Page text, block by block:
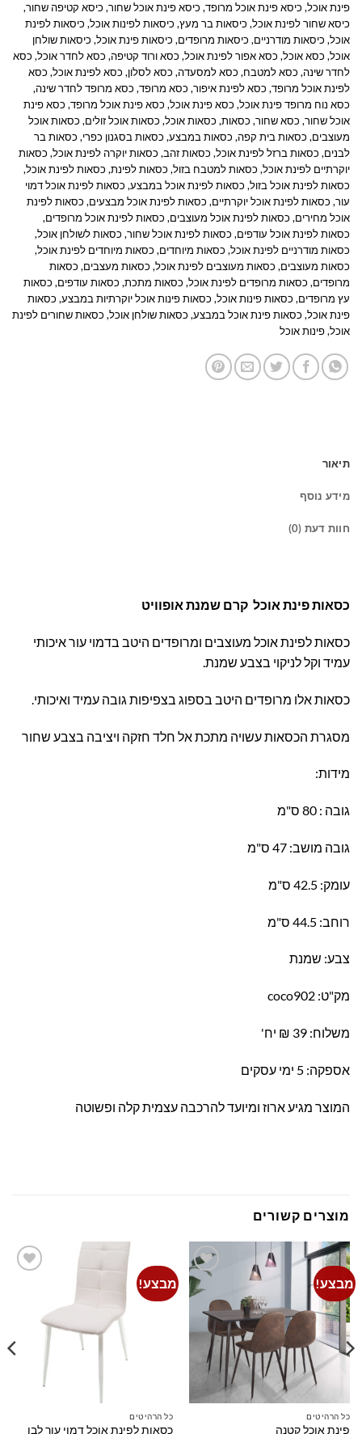
פינת אוכל, כיסא פינת אוכל מרופד, כיסא פינת אוכל שחור, כיסא קטיפה שחור,
כיסא שחור לפינת אוכל, כיסאות בר מעץ, כיסאות לפינות אוכל, כיסאות לפינת
אוכל, כיסאות מודרניים, כיסאות מרופדים, כיסאות פינת אוכל, כיסאות שולחן
אוכל, כסא אוכל, כסא אפור לפינת אוכל, כסא ורוד קטיפה, כסא לחדר אוכל, כסא
לחדר שינה, כסא למטבח, כסא למסעדה, כסא לסלון, כסא לפינת אוכל, כסא
לפינת אוכל מרופד, כסא לפינת איפור, כסא מרופד, כסא מרופד לחדר שינה,
כסא נוח מרופד פינת אוכל, כסא פינת אוכל, כסא פינת אוכל מרופד, כסא פינת
אוכל שחור, כסא שחור, כסאות, כסאות אוכל, כסאות אוכל זולים, כסאות אוכל
מעוצבים, כסאות בית קפה, כסאות במבצע, כסאות בסגנון כפרי, כסאות בר
לבנים, כסאות ברזל לפינת אוכל, כסאות זהב, כסאות יוקרה לפינת אוכל, כסאות
יוקרתיים לפינת אוכל, כסאות למטבח בזול, כסאות לפינת, כסאות לפינת אוכל,
כסאות לפינת אוכל בזול, כסאות לפינת אוכל במבצע, כסאות לפינת אוכל דמוי
עור, כסאות לפינת אוכל יוקרתיים, כסאות לפינת אוכל מבצעים, כסאות לפינת
אוכל מחירים, כסאות לפינת אוכל מעוצבים, כסאות לפינת אוכל מרופדים,
כסאות לפינת אוכל עודפים, כסאות לפינת אוכל שחור, כסאות לשולחן אוכל,
כסאות מודרניים לפינת אוכל, כסאות מיוחדים, כסאות מיוחדים לפינת אוכל,
כסאות מעוצבים, כסאות מעוצבים לפינת אוכל, כסאות מעצבים, כסאות
מרופדים, כסאות מרופדים לפינת אוכל, כסאות מתכת, כסאות עודפים, כסאות
עץ מרופדים, כסאות פינות אוכל, כסאות פינות אוכל יוקרתיות במבצע, כסאות
פינת אוכל, כסאות פינת אוכל במבצע, כסאות שולחן אוכל, כסאות שחורים לפינת
אוכל,פינות אוכל
תיאור
מידע נוסף
חוות דעת (0)
כסאות פינת אוכל קרם שמנת אופוויט
כסאות לפינת אוכל מעוצבים ומרופדים היטב בדמוי עור איכותי
עמיד וקל לניקוי בצבע שמנת.
כסאות אלו מרופדים היטב בספוג בצפיפות גובה עמיד ואיכותי.
מסגרת הכסאות עשויה מתכת אל חלד חזקה ויציבה בצבע שחור
מידות:
גובה : 80 ס"מ
גובה מושב: 47 ס"מ
עומק: 42.5 ס"מ
רוחב: 44.5 ס"מ
צבע: שמנת
מק"ט: coco902
משלוח: 39 ₪ יח'
אספקה: 5 ימי עסקים
המוצר מגיע ארוז ומיועד להרכבה עצמית קלה ופשוטה
מוצרים קשורים
מבצע!
Add to
wishlist
כל הרהיטים
פינת אוכל קטנה
מבצע!
כל הרהיטים
כסאות לפינת אוכל דמוי עור לבן